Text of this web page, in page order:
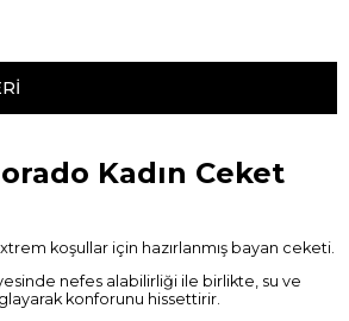
Kadın Ceket
koşullar için hazırlanmış bayan ceketi.
nefes alabilirliği ile birlikte, su ve
konforunu hissettirir.